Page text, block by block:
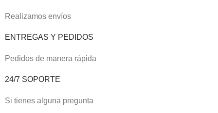
Realizamos envíos
ENTREGAS Y PEDIDOS
Pedidos de manera rápida
24/7 SOPORTE
Si tienes alguna pregunta